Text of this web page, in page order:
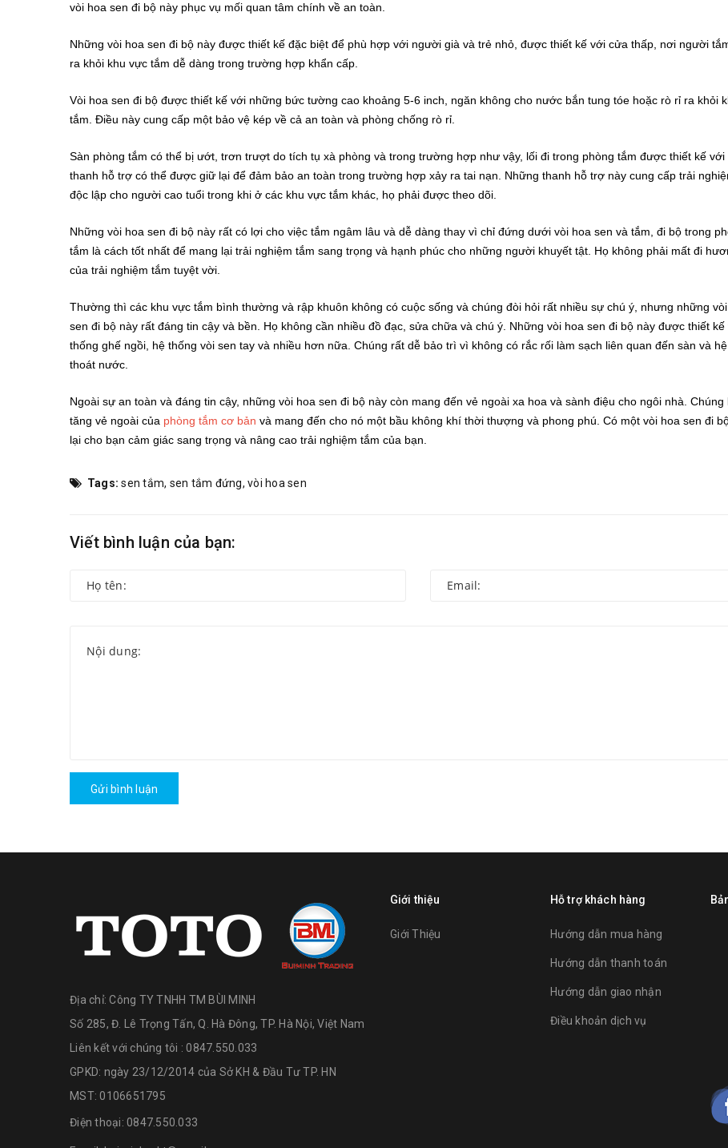
vòi hoa sen đi bộ này phục vụ mối quan tâm chính về an toàn.
Những vòi hoa sen đi bộ này được thiết kế đặc biệt để phù hợp với người già và trẻ nhỏ, được thiết kế với cửa thấp, nơi người
ra khỏi khu vực tắm dễ dàng trong trường hợp khẩn cấp.
Vòi hoa sen đi bộ được thiết kế với những bức tường cao khoảng 5-6 inch, ngăn không cho nước bắn tung tóe hoặc rò rỉ ra khỏi
tắm. Điều này cung cấp một bảo vệ kép về cả an toàn và phòng chống rò rỉ.
Sàn phòng tắm có thể bị ướt, trơn trượt do tích tụ xà phòng và trong trường hợp như vậy, lối đi trong phòng tắm được thiết kế với
thanh hỗ trợ có thể được giữ lại để đảm bảo an toàn trong trường hợp xảy ra tai nạn
Những thanh hỗ trợ này cung cấp trải
độc lập cho người cao tuổi trong khi ở các khu vực tắm khác, họ phải được theo dõi.
Những vòi hoa sen đi bộ này rất có lợi cho việc tắm ngâm lâu và dễ dàng thay vì chỉ đứng dưới vòi hoa sen và tắm, đi bộ trong
tắm là cách tốt nhất để mang lại trải nghiệm tắm sang trọng và hạnh phúc cho những người khuyết tật. Họ không phải mất đi
của trải nghiệm tắm tuyệt vời.
Thường thì các khu vực tắm bình thường và rập khuôn không có cuộc sống và chúng đòi hỏi rất nhiều sự chú ý, nhưng những
sen đi bộ này rất đáng tin cậy và bền. Họ không cần nhiều đồ đạc, sửa chữa và chú ý. Những vòi hoa sen đi bộ này được thiết kế
thống ghế ngồi, hệ thống vòi sen tay và nhiều hơn nữa. Chúng rất dễ bảo trì vì không có rắc rối làm sạch liên quan đến sàn và
thoát nước.
Ngoài sự an toàn và đáng tin cậy, những vòi hoa sen đi bộ này còn mang đến vẻ ngoài xa hoa và sành điệu cho ngôi nhà. Chúng
tăng vẻ ngoài của phòng tắm cơ bản và mang đến cho nó một bầu không khí thời thượng và phong phú. Có một vòi hoa sen đi
lại cho bạn cảm giác sang trọng và nâng cao trải nghiệm tắm của bạn.
Tags: sen tắm, sen tắm đứng, vòi hoa sen
Viết bình luận của bạn:
Gửi bình luận
Địa chỉ:Công TY TNHH TM BÙI MINH
Số 285, Đ. Lê Trọng Tấn, Q. Hà Đông, TP. Hà Nội, Việt Nam
Liên kết với chúng tôi : 0847.550.033
GPKD: ngày 23/12/2014 của Sở KH & Đầu Tư TP. HN
MST: 0106651795
Điện thoại: 0847.550.033
Giới thiệu
Giới Thiệu
Hỗ trợ khách hàng
Hướng dẫn mua hàng
Hướng dẫn thanh toán
Hướng dẫn giao nhận
Điều khoản dịch vụ